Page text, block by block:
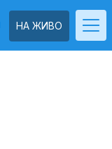
НА ЖИВО